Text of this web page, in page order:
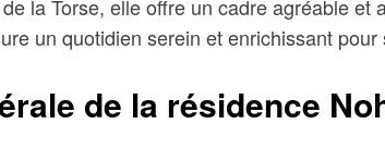
la Torse, elle offre un cadre agréable
un quotidien serein et enrichissant pour
de la résidence